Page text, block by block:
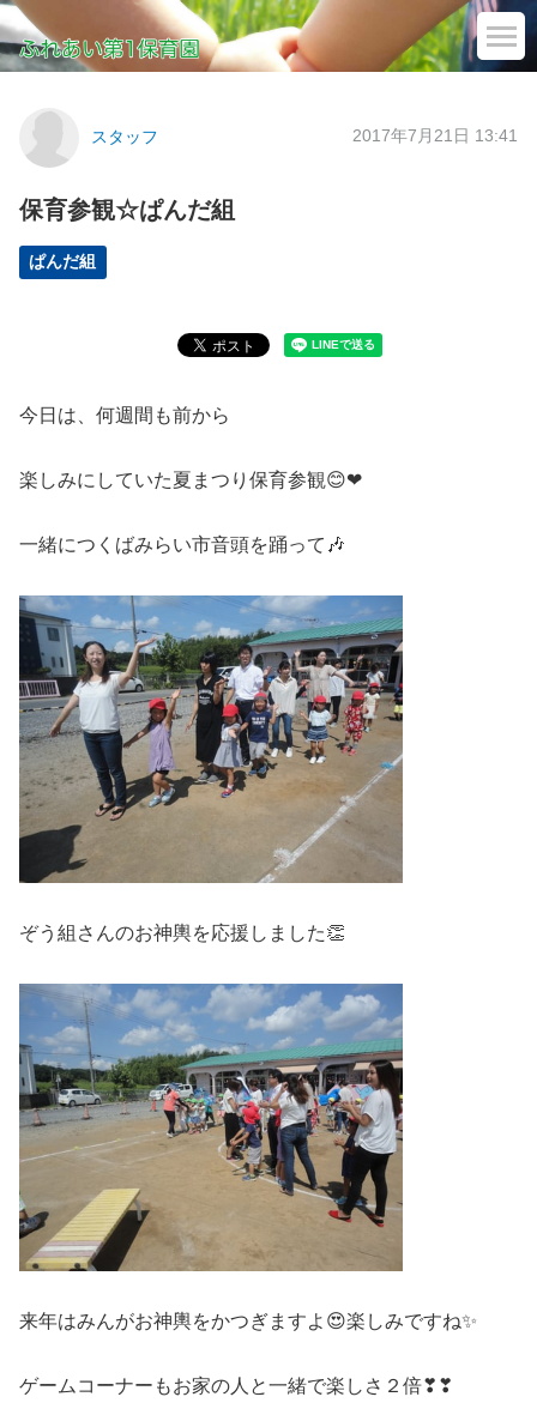
スタッフ 2017年7月21日 13:41
保育参観☆ぱんだ組
ぱんだ組
今日は、何週間も前から
楽しみにしていた夏まつり保育参観😊❤
一緒につくばみらい市音頭を踊って🎶
ぞう組さんのお神輿を応援しました👏
来年はみんがお神輿をかつぎますよ😍楽しみですね✨
ゲームコーナーもお家の人と一緒で楽しさ２倍❣❣